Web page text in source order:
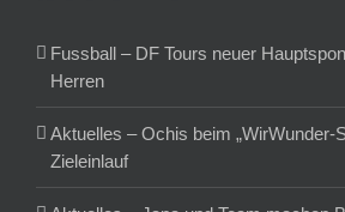
Fussball – DF Tours neuer
Herren
Aktuelles – Ochis beim „WirWunder-
Zieleinlauf